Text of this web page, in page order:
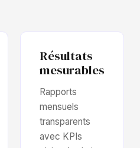
Résultats
mesurables
Rapports
mensuels
transparents
avec KPIs